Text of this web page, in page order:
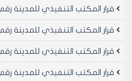
قرار المكتب التنفيذي للمدينة رقم 189 لعام 2021
قرار المكتب التنفيذي للمدينة رقم 192 لعام 2021
قرار المكتب التنفيذي للمدينة رقم 2 لعام 2021
قرار المكتب التنفيذي للمدينة رقم 224 لعام 2021